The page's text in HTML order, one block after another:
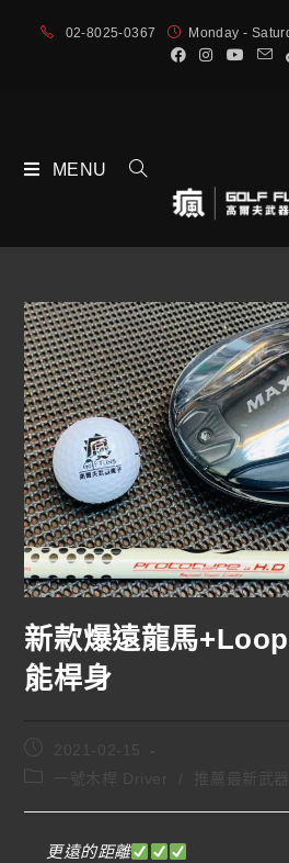
02-8025-0367 Monday -
MENU
新款爆遠龍馬
能桿身
更遠的距離